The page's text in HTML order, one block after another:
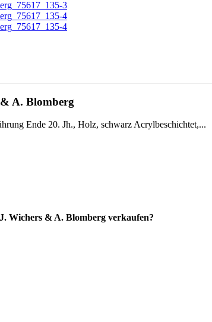
A. Blomberg
Ende 20. Jh., Holz, schwarz Acrylbeschichtet,...
Wichers & A. Blomberg verkaufen?